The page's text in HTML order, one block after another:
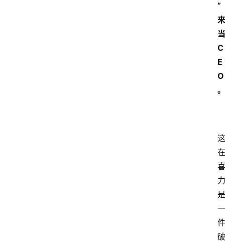
”
来
当
C
E
O
。
这
在
喜
力
是
一
件
破